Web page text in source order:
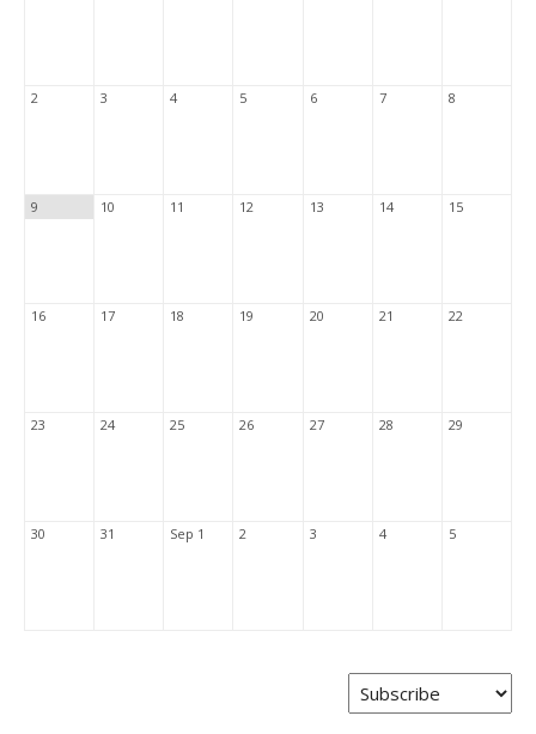
2 3 4 5 6 7 8
9 10 11 12 13 14 15
16 17 18 19 20 21 22
23 24 25 26 27 28 29
30 31 Sep 1 2 3 4 5